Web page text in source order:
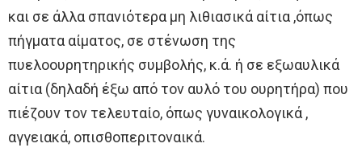
και σε άλλα σπανιότερα μη λιθιασικά αίτια ,όπως
πήγματα αίματος, σε στένωση της
πυελοουρητηρικής συμβολής, κ.ά. ή σε εξωαυλικά
αίτια (δηλαδή έξω από τον αυλό του ουρητήρα) που
πιέζουν τον τελευταίο, όπως γυναικολογικά ,
αγγειακά, οπισθοπεριτοναικά.